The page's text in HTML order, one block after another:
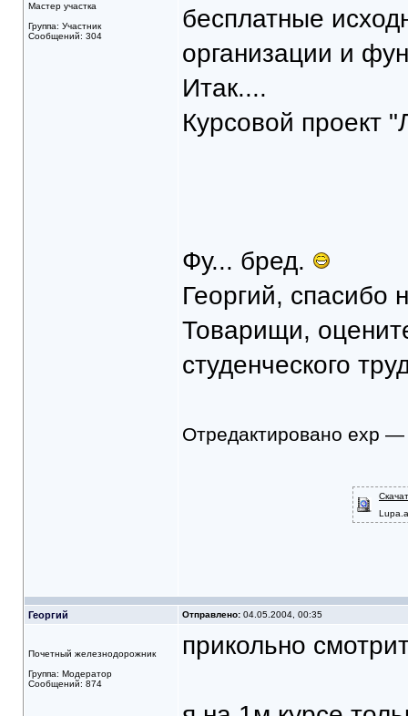
Мастер участка
Группа: Участник
Сообщений: 304
бесплатные
организации и
Итак....
Курсовой проект
Фу... бред.
Георгий, спасибо
Товарищи,
студенческого
Отредактировано exp
Георгий Отправлено:04.05.2004, 00:35
Почетный железнодорожник
Группа: Модератор
Сообщений: 874
прикольно